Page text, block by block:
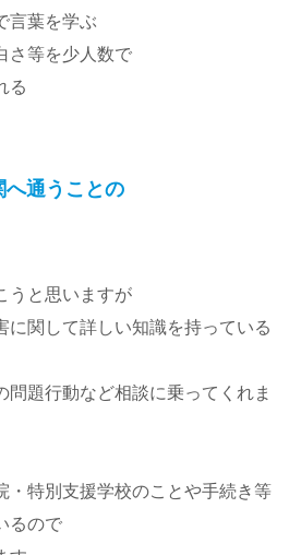
言葉を学ぶ
さ等を少人数で
る
へ通うことの
うと思いますが
に関して詳しい知識を持っている
問題行動など相談に乗ってくれま
・特別支援学校のことや手続き等
るので